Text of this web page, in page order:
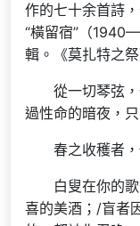
作的七十余首詩
“橫留宿”（
輯。《莫扎特之
從一切琴弦
過性命的暗夜，
春之收穫者
白叟在你的
喜的美酒；/盲者